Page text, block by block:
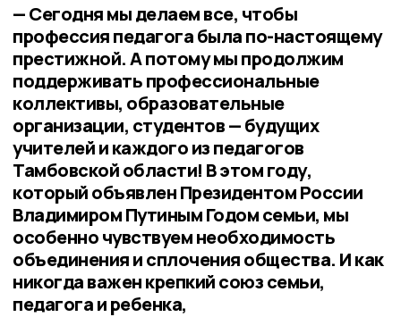
— Сегодня мы делаем все, чтобы
профессия педагога была по-настоящему
престижной. А потому мы продолжим
поддерживать профессиональные
коллективы, образовательные
организации, студентов — будущих
учителей и каждого из педагогов
Тамбовской области! В этом году,
который объявлен Президентом России
Владимиром Путиным Годом семьи, мы
особенно чувствуем необходимость
объединения и сплочения общества. И как
никогда важен крепкий союз семьи,
педагога и ребенка,